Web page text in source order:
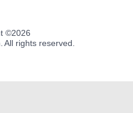
©2026
All rights reserved.